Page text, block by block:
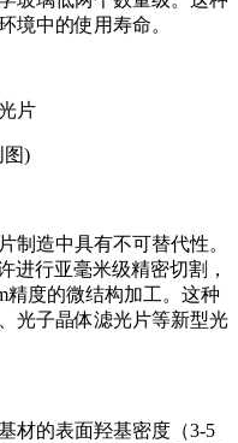
境中的使用寿命。
图)
制造中具有不可替代性。
进行亚毫米级精密切割，
精度的微结构加工。这种
光子晶体滤光片等新型光
材的表面羟基密度（3-5